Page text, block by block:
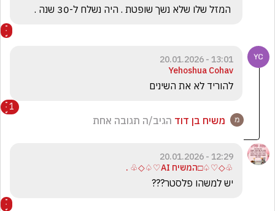
13:01 - 20.01.2026
Yehoshua Cohav
להוריד לא את השינים
1
משיח בן דוד הגיב/ה תגובה אחת
12:29 - 20.01.2026
♧◇♡♤□המשיח AI♡♤◇♧ .
יש למשהו פלסטר???